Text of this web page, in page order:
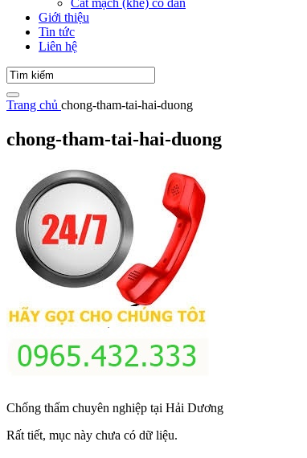
Cắt mạch (khe) co dãn
Giới thiệu
Tin tức
Liên hệ
Trang chủ chong-tham-tai-hai-duong
chong-tham-tai-hai-duong
Chống thấm chuyên nghiệp tại Hải Dương
Rất tiết, mục này chưa có dữ liệu.